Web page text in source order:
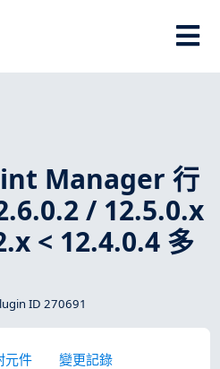
Manager 行
/ 12.5.0.x
< 12.4.0.4 多
ID 270691
元件 變更記錄